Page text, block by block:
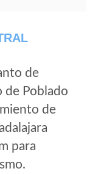
de
de Poblado
de
para